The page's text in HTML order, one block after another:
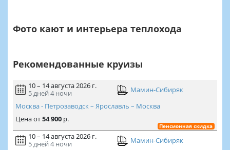
Фото кают и интерьера теплохода
Рекомендованные круизы
10 – 14 августа 2026 г.
5 дней 4 ночи
Мамин-Сибиряк
Москва - Петрозаводск – Ярославль – Москва
Ценаот54 900р.
Пенсионная скидка
10 – 14 августа 2026 г.
5 дней 4 ночи
Мамин-Сибиряк